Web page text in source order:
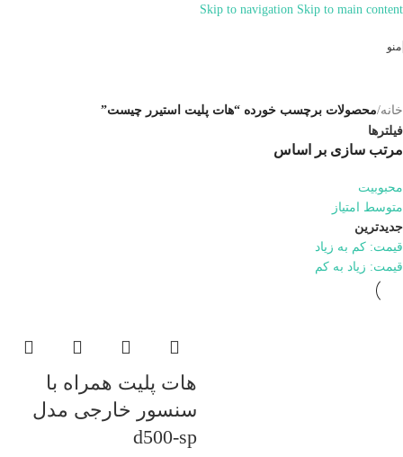
Skip to navigation Skip to main content
منو
خانه/محصولات برچسب خورده “هات پلیت استیرر چیست”
فیلترها
مرتب سازی بر اساس
محبوبیت
متوسط امتیاز
جدیدترین
قیمت: کم به زیاد
قیمت: زیاد به کم
هات پلیت همراه با
سنسور خارجی مدل
d500-sp